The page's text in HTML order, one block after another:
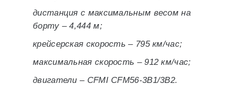
дистанция с максимальным весом на
борту – 4,444 м;
крейсерская скорость – 795 км/час;
максимальная скорость – 912 км/час;
двигатели – CFMI CFM56-3B1/3B2.